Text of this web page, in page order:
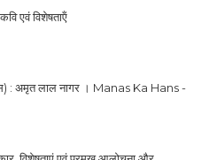
एवं विशेषताऍं
: अमृत लाल नागर । Manas Ka Hans -